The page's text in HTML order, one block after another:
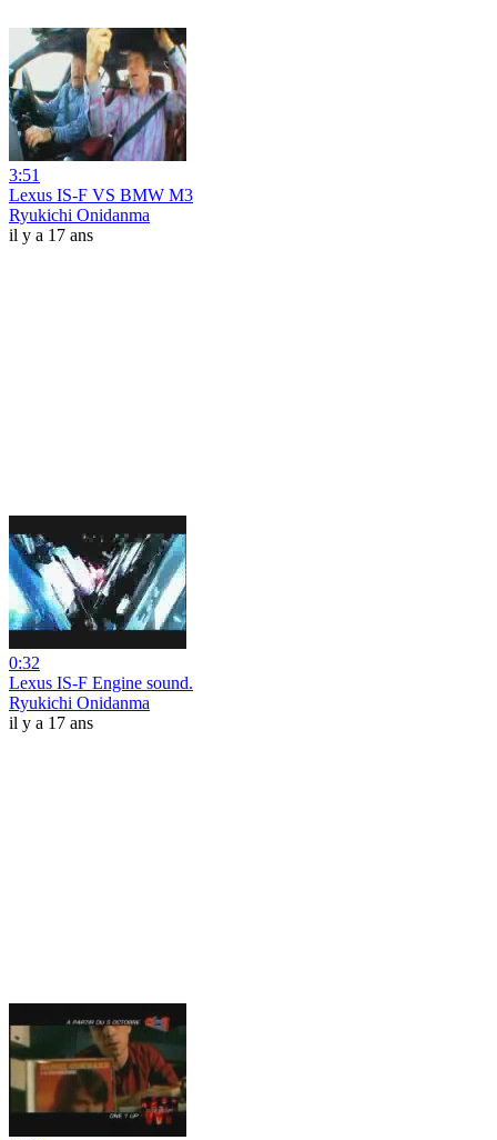
3:51
Lexus IS-F VS BMW M3
Ryukichi Onidanma
il y a 17 ans
0:32
Lexus IS-F Engine sound.
Ryukichi Onidanma
il y a 17 ans